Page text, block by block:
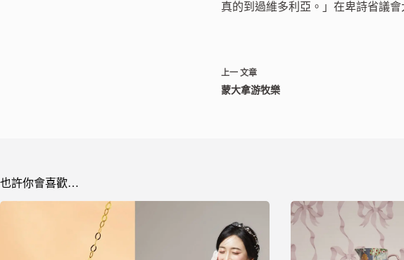
真的到過維多利亞。」在卑詩省議
上一文章
蒙大拿游牧樂
也許你會喜歡…